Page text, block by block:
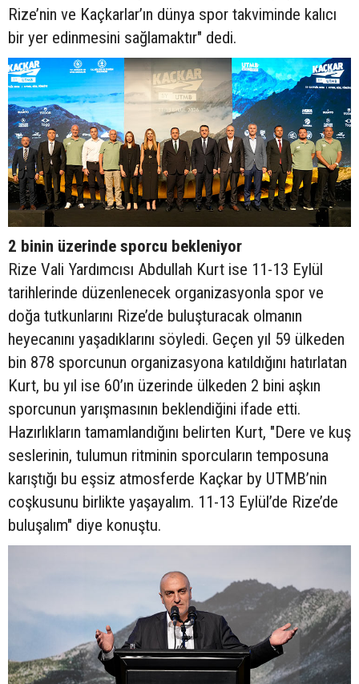
Rize’nin ve Kaçkarlar’ın dünya spor takviminde kalıcı
bir yer edinmesini sağlamaktır" dedi.
2 binin üzerinde sporcu bekleniyor
Rize Vali Yardımcısı Abdullah Kurt ise 11-13 Eylül
tarihlerinde düzenlenecek organizasyonla spor ve
doğa tutkunlarını Rize’de buluşturacak olmanın
heyecanını yaşadıklarını söyledi. Geçen yıl 59 ülkeden
bin 878 sporcunun organizasyona katıldığını hatırlatan
Kurt, bu yıl ise 60’ın üzerinde ülkeden 2 bini aşkın
sporcunun yarışmasının beklendiğini ifade etti.
Hazırlıkların tamamlandığını belirten Kurt, "Dere ve kuş
seslerinin, tulumun ritminin sporcuların temposuna
karıştığı bu eşsiz atmosferde Kaçkar by UTMB’nin
coşkusunu birlikte yaşayalım. 11-13 Eylül’de Rize’de
buluşalım" diye konuştu.